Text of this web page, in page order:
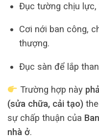
Đục tường chịu lực,
Cơi nới ban công,
thượng.
Đục sàn để lắp
Trường hợp này
(sửa chữa, cải tạo)
sự chấp thuận của
nhà ở.